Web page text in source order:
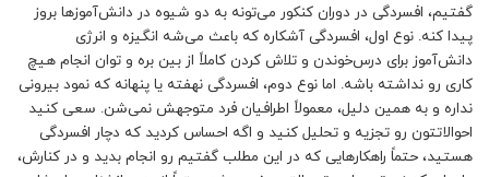
گفتیم، افسردگی در دوران کنکور می‌تونه به دو شیوه در دانش‌آموزها بروز
پیدا کنه. نوع اول، افسردگی آشکاره که باعث می‌شه انگیزه و انرژی‌
دانش‌آموز برای درس‌خوندن و تلاش‌ کردن کاملاً از بین بره و توان انجام هیچ
کاری رو نداشته باشه. اما نوع دوم، افسردگی نهفته‌ یا پنهانه که نمود بیرونی
نداره و به همین دلیل، معمولاً اطرافیان فرد متوجهش نمی‌شن. سعی کنید
احوالاتتون رو تجزیه و تحلیل کنید و اگه احساس کردید که دچار افسردگی
هستید، حتماً راهکارهایی که در این مطلب گفتیم رو انجام بدید و‌ در کنارش،